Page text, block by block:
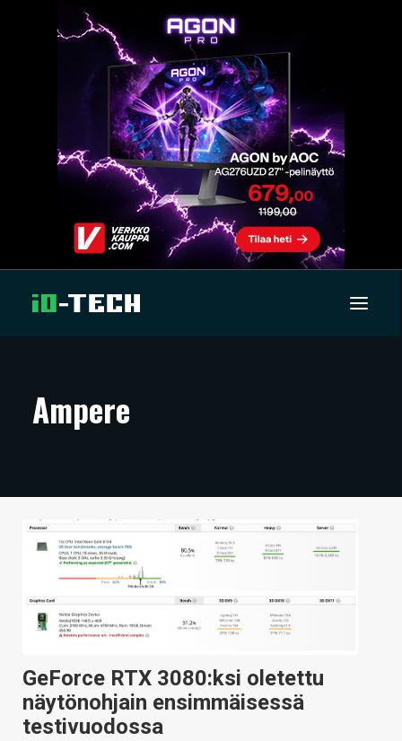
ARTIKKELIT
TECHBBS
TIETOA
HINTA.FI
KAUPPA
Ampere
GeForce RTX 3080:ksi oletettu
näytönohjain ensimmäisessä
testivuodossa